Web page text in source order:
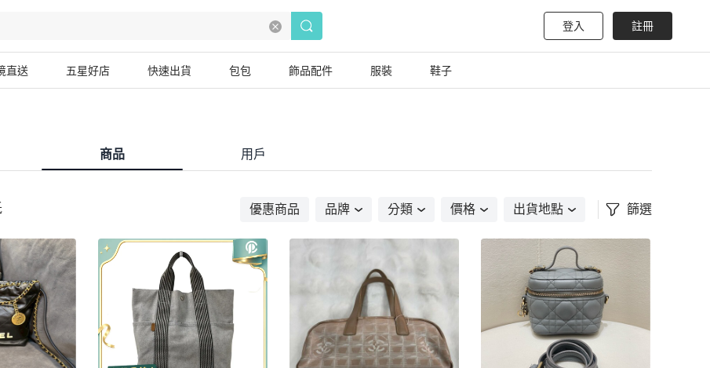
登入 註冊
直送 五星好店 快速出貨 包包 飾品配件 服裝 鞋子
商品 用戶
優惠商品 品牌 分類 價格 出貨地點 篩選